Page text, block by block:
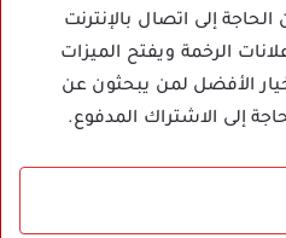
إلى اتصال بالإنترنت
الرخمة ويفتح الميزات
الأفضل لمن يبحثون عن
إلى الاشتراك المدفوع.